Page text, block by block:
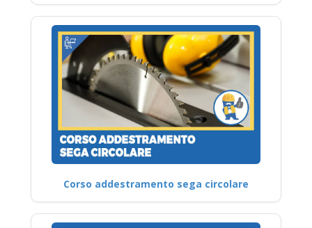
Corso addestramento sega circolare